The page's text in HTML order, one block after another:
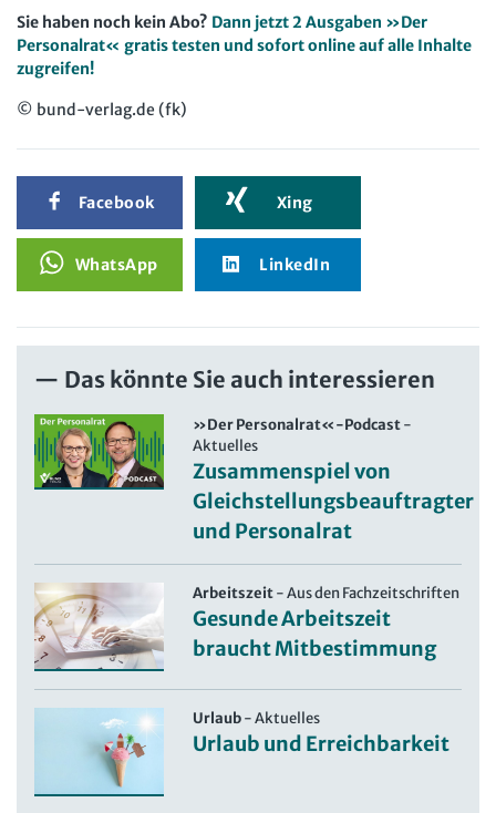
Sie haben noch kein Abo? Dann jetzt 2 Ausgaben »Der
Personalrat« gratis testen und sofort online auf alle Inhalte
zugreifen!
© bund-verlag.de (fk)
Facebook Xing
WhatsApp LinkedIn
Das könnte Sie auch interessieren
»Der Personalrat«-Podcast-
Aktuelles
Zusammenspiel von
Gleichstellungsbeauftragter
und Personalrat
Arbeitszeit-Aus den Fachzeitschriften
Gesunde Arbeitszeit
braucht Mitbestimmung
Urlaub-Aktuelles
Urlaub und Erreichbarkeit